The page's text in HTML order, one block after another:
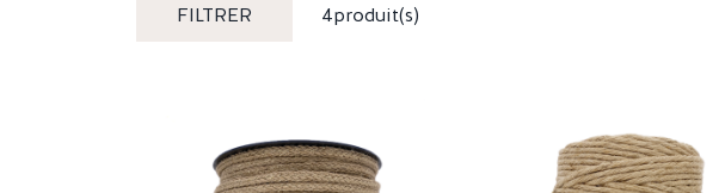
FILTRER 4produit(s)